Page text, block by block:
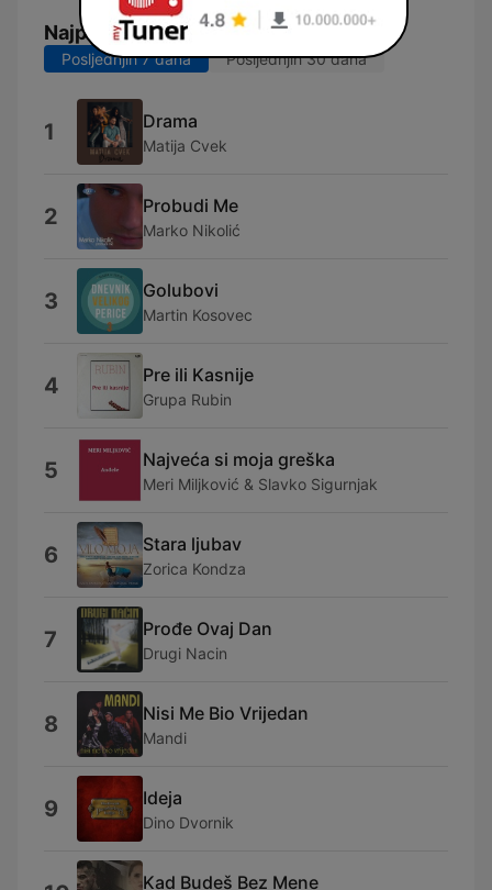
Najpopularnije pjesme
Posljednjih 7 dana Posljednjih 30 dana
1 Drama
Matija Cvek
2 Probudi Me
Marko Nikolić
3 Golubovi
Martin Kosovec
4 Pre ili Kasnije
Grupa Rubin
5 Najveća si moja greška
Meri Miljković & Slavko Sigurnjak
6 Stara ljubav
Zorica Kondza
7 Prođe Ovaj Dan
Drugi Nacin
8 Nisi Me Bio Vrijedan
Mandi
9 Ideja
Dino Dvornik
Kad Budeš Bez Mene